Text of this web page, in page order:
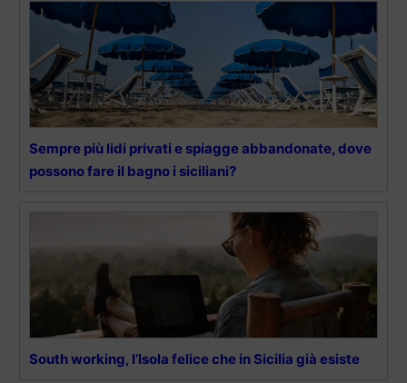
Sempre più lidi privati e spiagge abbandonate, dove
possono fare il bagno i siciliani?
South working, l’Isola felice che in Sicilia già esiste